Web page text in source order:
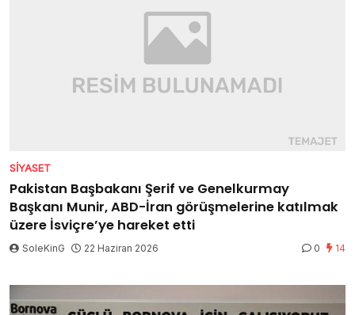
SIYASET
Pakistan Başbakanı Şerif ve Genelkurmay
Başkanı Munir, ABD-İran görüşmelerine katılmak
üzere İsviçre’ye hareket etti
SoleKinG 22 Haziran 2026 0 14